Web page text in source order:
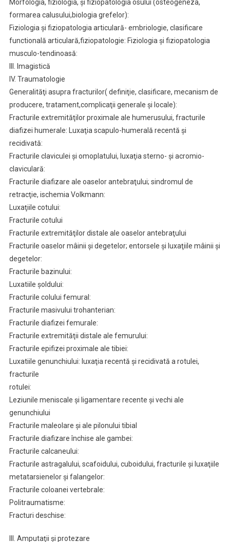
Morfologia, fiziologia, şi fiziopatologia osului (osteogeneza,
formarea calusului,biologia grefelor):
Fiziologia şi fiziopatologia articulară- embriologie, clasificare
functională articulară,fiziopatologie: Fiziologia şi fiziopatologia
musculo-tendinoasă:
III. Imagistică
IV. Traumatologie
Generalităţi asupra fracturilor( definiţie, clasificare, mecanism de
producere, tratament,complicaţii generale şi locale):
Fracturile extremităţilor proximale ale humerusului, fracturile
diafizei humerale: Luxaţia scapulo-humerală recentă şi
recidivată:
Fracturile claviculei şi omoplatului, luxaţia sterno- şi acromio-
claviculară:
Fracturile diafizare ale oaselor antebraţului; sindromul de
retracţie, ischemia Volkmann:
Luxaţiile cotului:
Fracturile cotului
Fracturile extremităţilor distale ale oaselor antebraţului
Fracturile oaselor mâinii şi degetelor; entorsele şi luxaţiile mâinii şi
degetelor:
Fracturile bazinului:
Luxatiile şoldului:
Fracturile colului femural:
Fracturile masivului trohanterian:
Fracturile diafizei femurale:
Fracturile extremităţii distale ale femurului:
Fracturile epifizei proximale ale tibiei:
Luxatiile genunchiului: luxaţia recentă şi recidivată a rotulei,
fracturile
rotulei:
Leziunile meniscale şi ligamentare recente şi vechi ale
genunchiului
Fracturile maleolare şi ale pilonului tibial
Fracturile diafizare închise ale gambei:
Fracturile calcaneului:
Fracturile astragalului, scafoidului, cuboidului, fracturile şi luxaţiile
metatarsienelor şi falangelor:
Fracturile coloanei vertebrale:
Politraumatisme:
Fracturi deschise:
III. Amputaţii şi protezare